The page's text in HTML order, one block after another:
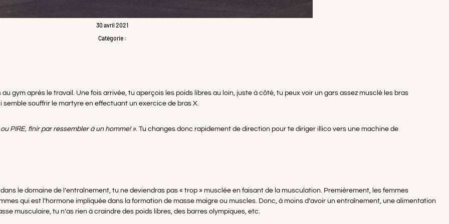
30 avril 2021
Catégorie :
gym après le travail. Une fois arrivée, tu aperçois les poids libres au loin, juste à côté, tu peux voir un gars assez musclé les bras
souffrir le martyre en effectuant un exercice de bras X.
PIRE, finir par ressembler à un homme! ». Tu changes donc rapidement de direction pour te diriger illico vers une machine de
le domaine de l’entraînement, tu ne deviendras pas « trop » musclée en faisant de la musculation. Premièrement, les femmes
qui est l’hormone impliquée dans la formation de masse maigre ou muscles. Donc, à moins d’avoir un entraînement, une alimentation
musculaire, tu n’as rien à craindre des poids libres, des barres olympiques, etc.